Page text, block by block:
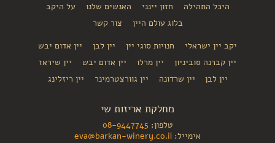
היכל התהילה
חזון יינני האנשים שלנו
על היקב
בלוג עולם היין
צור קשר
יקב יין ישראלי
חנויות סוגי יין יין לבן
יין אדום יבש
יין קברנה סוביניון
יין מרלו יין אדום יבש
יין שיראז
יין שרדונה יין גוורצטרמינר יין ריזלינג
מחלקת אריזות שי
08-9447745
eva@barkan-winery.co.il